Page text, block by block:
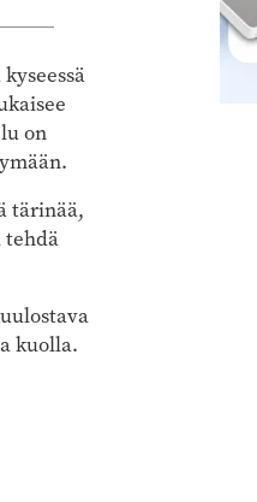
on
tärinää,
tehdä
kuolla.